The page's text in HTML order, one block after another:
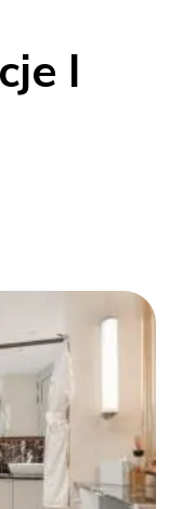
I
Macau: